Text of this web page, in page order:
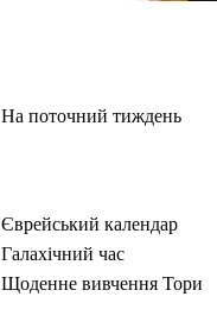
На поточний тиждень
Єврейський календар
Галахічний час
Щоденне вивчення Тори